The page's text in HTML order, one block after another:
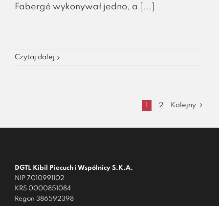
Fabergé wykonywał jedno, a [...]
Czytaj dalej
2 Kolejny
DGTL Kibil Piecuch i Wspólnicy S.K.A.
NIP 7010991102
KRS 0000851084
Regon 386592398